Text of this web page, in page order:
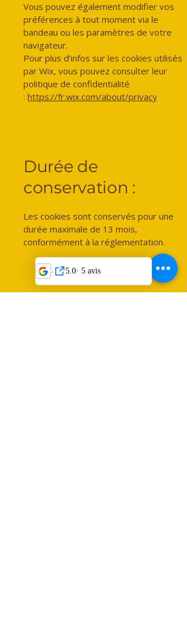
Vous pouvez également modifier vos
préférences à tout moment via le
bandeau ou les paramètres de votre
navigateur.
Pour plus d’infos sur les cookies utilisés
par Wix, vous pouvez consulter leur
politique de confidentialité
: https://fr.wix.com/about/privacy
Durée de
conservation :
Les cookies sont conservés pour une
durée maximale de 13 mois,
conformément à la réglementation.